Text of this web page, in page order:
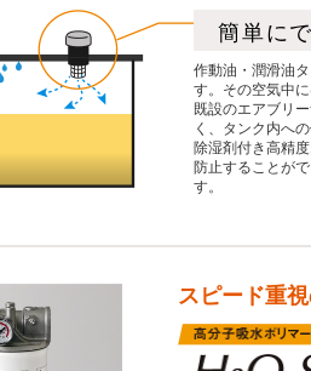
簡単に
作動油・潤滑油
す。その空気中
既設のエアブリ
く、タンク内へ
除湿剤付き高精
防止することが
す。
スピード重